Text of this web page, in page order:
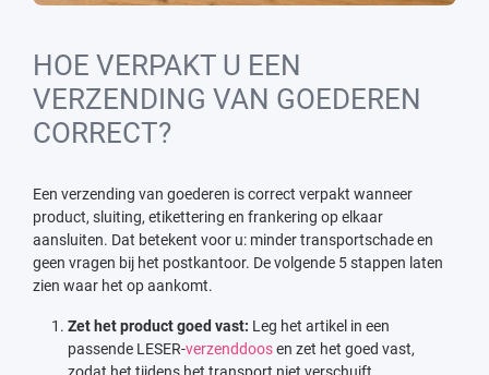
HOE VERPAKT U EEN
VERZENDING VAN GOEDEREN
CORRECT?
Een verzending van goederen is correct verpakt wanneer
product, sluiting, etikettering en frankering op elkaar
aansluiten. Dat betekent voor u: minder transportschade en
geen vragen bij het postkantoor. De volgende 5 stappen laten
zien waar het op aankomt.
Zet het product goed vast: Leg het artikel in een
passende LESER-verzenddoosen zet het goed vast,